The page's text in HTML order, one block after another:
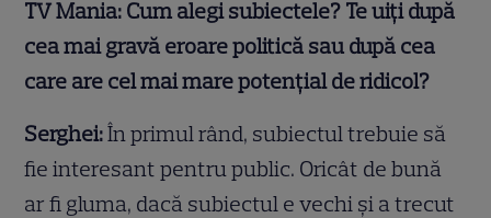
TV Mania: Cum alegi subiectele? Te uiți după
cea mai gravă eroare politică sau după cea
care are cel mai mare potențial de ridicol?
Serghei:În primul rând, subiectul trebuie să
fie interesant pentru public. Oricât de bună
ar fi gluma, dacă subiectul e vechi și a trecut